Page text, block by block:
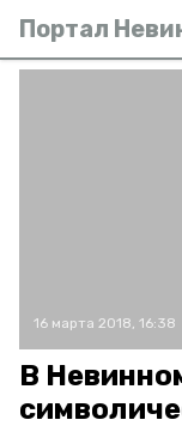
Портал
16 марта 2018, 16:38
В